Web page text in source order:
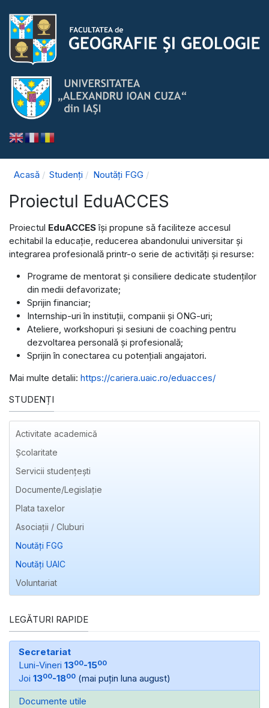
Acasă Studenți Noutăți FGG
Proiectul EduACCES
Proiectul EduACCESîși propune să faciliteze accesul
echitabil la educație, reducerea abandonului universitar și
integrarea profesională printr-o serie de activități și resurse:
Programe de mentorat și consiliere dedicate studenților
din medii defavorizate;
Sprijin financiar;
Internship-uri în instituții, companii și ONG-uri;
Ateliere, workshopuri și sesiuni de coaching pentru
dezvoltarea personală și profesională;
Sprijin în conectarea cu potențiali angajatori.
Mai multe detalii: https://cariera.uaic.ro/eduacces/
STUDENȚI
Activitate academică
Școlaritate
Servicii studențești
Documente/Legislație
Plata taxelor
Asociații / Cluburi
Noutăți FGG
Noutăți UAIC
Voluntariat
LEGĂTURI RAPIDE
Secretariat
Luni-Vineri 1300-1500
Joi 1300-1800 (mai puțin luna august)
Documente utile